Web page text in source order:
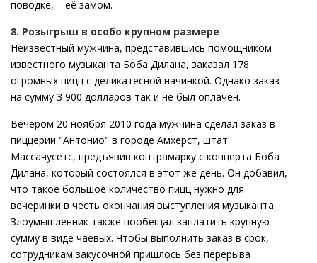
поводке, – её замом.
8. Розыгрыш в особо крупном размере
Неизвестный мужчина, представившись помощником
известного музыканта Боба Дилана, заказал 178
огромных пицц с деликатесной начинкой. Однако заказ
на сумму 3 900 долларов так и не был оплачен.
Вечером 20 ноября 2010 года мужчина сделал заказ в
пиццерии "Антонио" в городе Амхерст, штат
Массачусетс, предъявив контрамарку с концерта Боба
Дилана, который состоялся в этот же день. Он добавил,
что такое большое количество пицц нужно для
вечеринки в честь окончания выступления музыканта.
Злоумышленник также пообещал заплатить крупную
сумму в виде чаевых. Чтобы выполнить заказ в срок,
сотрудникам закусочной пришлось без перерыва